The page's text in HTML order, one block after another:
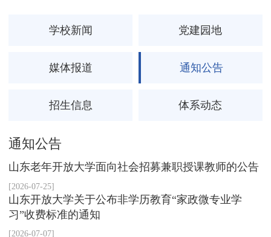
学校新闻 党建园地
媒体报道 通知公告
招生信息 体系动态
通知公告
山东老年开放大学面向社会招募兼职授课教师的公告
[2026-07-25]
山东开放大学关于公布非学历教育“家政微专业学
习”收费标准的通知
[2026-07-07]